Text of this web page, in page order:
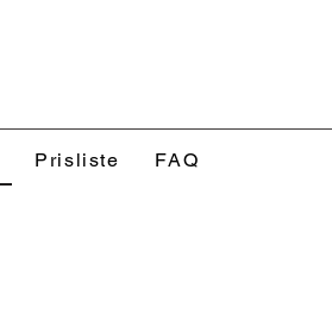
Prisliste FAQ